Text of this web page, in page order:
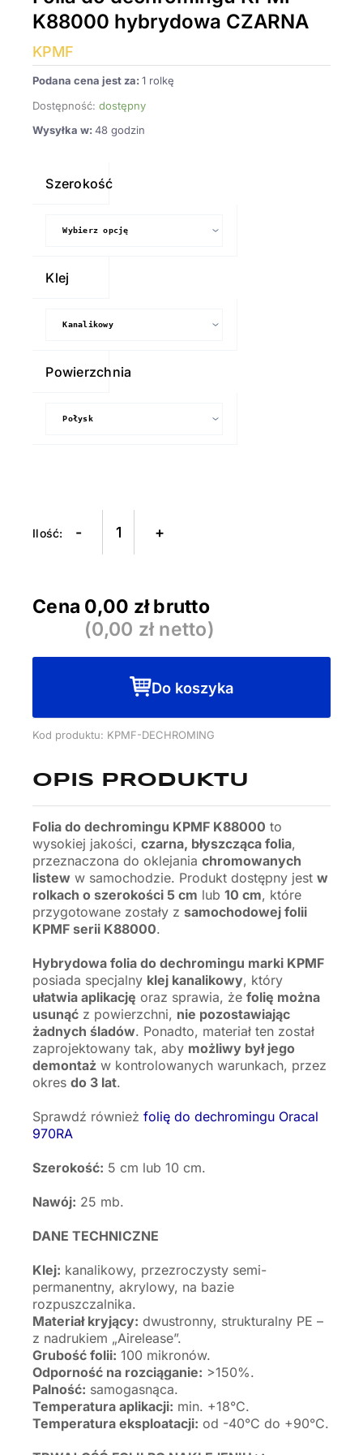
K88000 hybrydowa CZARNA
KPMF
Podana cena jest za: 1 rolkę
Dostępność: dostępny
Wysyłka w: 48 godzin
Szerokość
Klej
Powierzchnia
- +
Cena 0,00 zł brutto
(0,00 zł netto)
Do koszyka
Kod produktu: KPMF-DECHROMING
OPIS PRODUKTU
Folia do dechromingu KPMF K88000 to
wysokiej jakości, czarna, błyszcząca folia,
przeznaczona do oklejania chromowanych
listew w samochodzie. Produkt dostępny jest w
rolkach o szerokości 5 cm lub 10 cm, które
przygotowane zostały z samochodowej folii
KPMF serii K88000.
Hybrydowa folia do dechromingu marki KPMF
posiada specjalny klej kanalikowy, który
ułatwia aplikację oraz sprawia, że folię można
usunąć z powierzchni, nie pozostawiając
żadnych śladów. Ponadto, materiał ten został
zaprojektowany tak, aby możliwy był jego
demontaż w kontrolowanych warunkach, przez
okres do 3 lat.
Sprawdź również folię do dechromingu Oracal
970RA
Szerokość: 5 cm lub 10 cm.
Nawój: 25 mb.
DANE TECHNICZNE
Klej: kanalikowy, przezroczysty semi-
permanentny, akrylowy, na bazie
rozpuszczalnika.
Materiał kryjący: dwustronny, strukturalny PE –
z nadrukiem „Airelease”.
Grubość folii: 100 mikronów.
Odporność na rozciąganie: >150%.
Palność: samogasnąca.
Temperatura aplikacji: min. +18°C.
Temperatura eksploatacji: od -40°C do +90°C.